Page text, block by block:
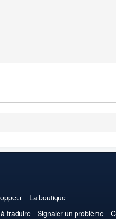
La boutique
traduire Signaler un problème